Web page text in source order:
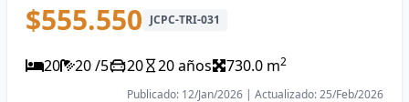
$555.550 JCPC-TRI-031
20 20 /5 20 20 años 730.0 m2
Publicado: 12/Jan/2026 | Actualizado: 25/Feb/2026